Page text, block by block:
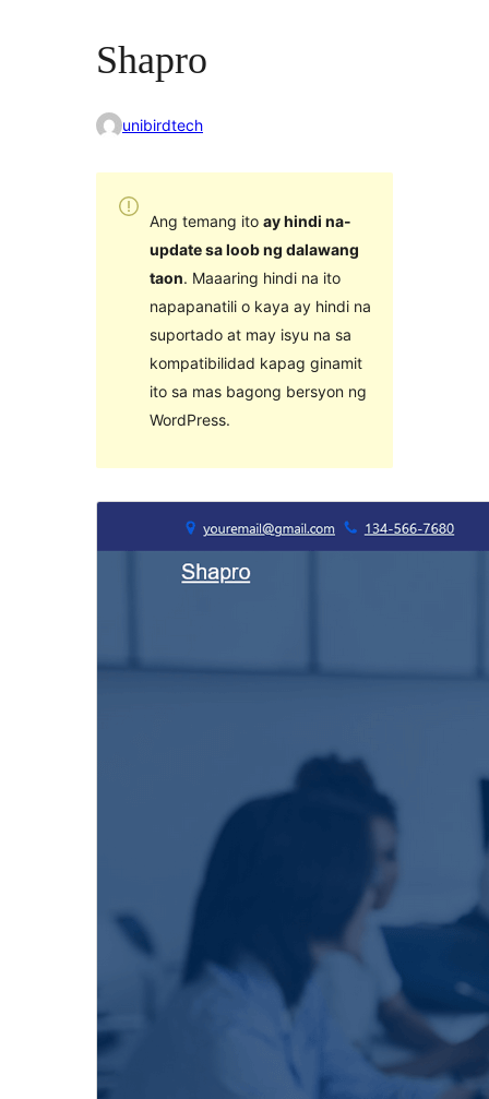
Shapro
unibirdtech
Ang temang ito ay hindi na-
update sa loob ng dalawang
taon. Maaaring hindi na ito
napapanatili o kaya ay hindi na
suportado at may isyu na sa
kompatibilidad kapag ginamit
ito sa mas bagong bersyon ng
WordPress.